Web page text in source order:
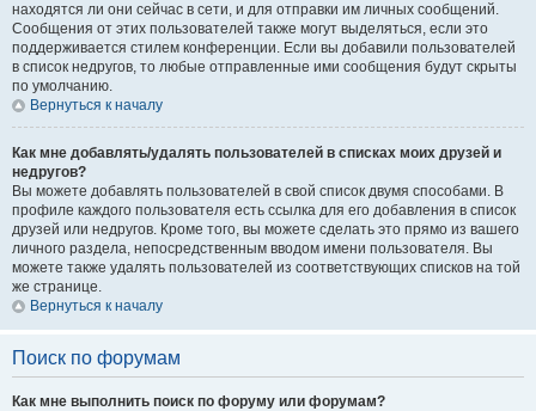
находятся ли они сейчас в сети, и для отправки им личных сообщений.
Сообщения от этих пользователей также могут выделяться, если это
поддерживается стилем конференции. Если вы добавили пользователей
в список недругов, то любые отправленные ими сообщения будут скрыты
по умолчанию.
Вернуться к началу
Как мне добавлять/удалять пользователей в списках моих друзей и
недругов?
Вы можете добавлять пользователей в свой список двумя способами. В
профиле каждого пользователя есть ссылка для его добавления в список
друзей или недругов. Кроме того, вы можете сделать это прямо из вашего
личного раздела, непосредственным вводом имени пользователя. Вы
можете также удалять пользователей из соответствующих списков на той
же странице.
Вернуться к началу
Поиск по форумам
Как мне выполнить поиск по форуму или форумам?